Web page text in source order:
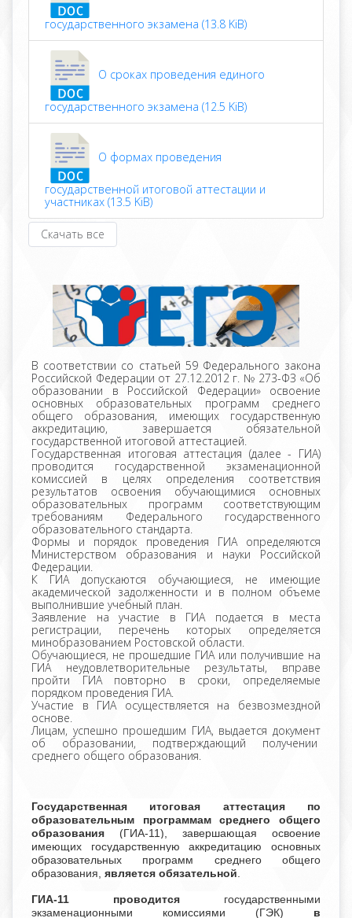
государственного экзамена (13.8 KiB)
О сроках проведения единого
государственного экзамена (12.5 KiB)
О формах проведения
государственной итоговой аттестации и
участниках (13.5 KiB)
Скачать все
В соответствии со статьей 59 Федерального закона
Российской Федерации от 27.12.2012 г. № 273-ФЗ «Об
образовании в Российской Федерации» освоение
основных образовательных программ среднего
общего образования, имеющих государственную
аккредитацию, завершается обязательной
государственной итоговой аттестацией.
Государственная итоговая аттестация (далее - ГИА)
проводится государственной экзаменационной
комиссией в целях определения соответствия
результатов освоения обучающимися основных
образовательных программ соответствующим
требованиям Федерального государственного
образовательного стандарта.
Формы и порядок проведения ГИА определяются
Министерством образования и науки Российской
Федерации.
К ГИА допускаются обучающиеся, не имеющие
академической задолженности и в полном объеме
выполнившие учебный план.
Заявление на участие в ГИА подается в места
регистрации, перечень которых определяется
минобразованием Ростовской области.
Обучающиеся, не прошедшие ГИА или получившие на
ГИА неудовлетворительные результаты, вправе
пройти ГИА повторно в сроки, определяемые
порядком проведения ГИА.
Участие в ГИА осуществляется на безвозмездной
основе.
Лицам, успешно прошедшим ГИА, выдается документ
об образовании, подтверждающий получении
среднего общего образования.
Государственная итоговая аттестация по
образовательным программам среднего общего
образования (ГИА-11), завершающая освоение
имеющих государственную аккредитацию основных
образовательных программ среднего общего
образования, является обязательной
ГИА-11 проводится государственными
экзаменационными комиссиями (ГЭК) в